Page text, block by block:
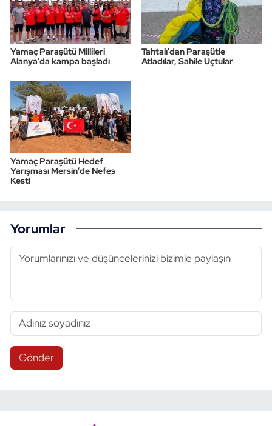
Yamaç Paraşütü Millileri
Alanya’da kampa başladı
Tahtalı’dan Paraşütle
Atladılar, Sahile Uçtular
Yamaç Paraşütü Hedef
Yarışması Mersin’de Nefes
Kesti
Yorumlar
Gönder